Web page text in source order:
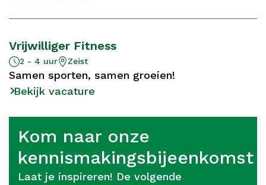
Vrijwilliger Fitness
Aantal
uur2 - 4 uur
Locatie Zeist
Samen sporten, samen groeien!
Bekijk vacature
Kom naar onze
kennismakingsbijeenkomst
Laat je inspireren! De volgende